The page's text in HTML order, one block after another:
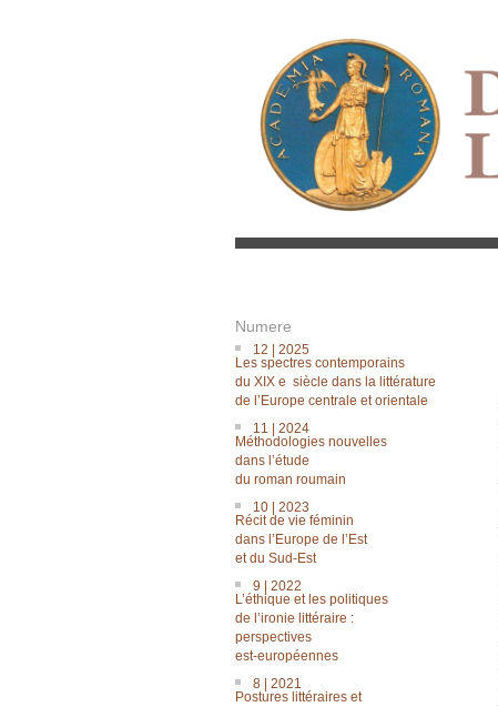
Numere
12 | 2025
Les spectres contemporains
du XIX e siècle dans la littérature
de lʼEurope centrale et orientale
11 | 2024
Méthodologies nouvelles
dans lʼétude
du roman roumain
10 | 2023
Récit de vie féminin
dans l’Europe de l’Est
et du Sud-Est
9 | 2022
L’éthique et les politiques
de l’ironie littéraire :
perspectives
est-européennes
8 | 2021
Postures littéraires et